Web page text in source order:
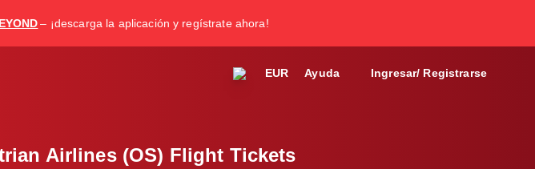
– ¡descarga la aplicación y regístrate ahora!
EUR Ayuda Ingresar/ Registrarse
Airlines (OS) Flight Tickets